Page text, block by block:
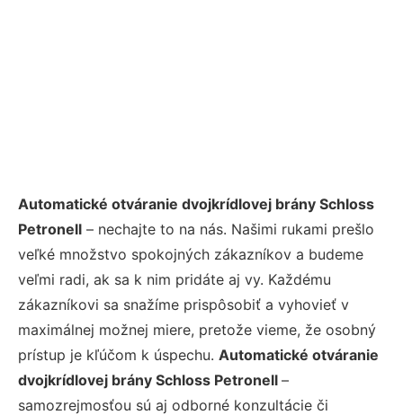
Automatické otváranie dvojkrídlovej brány Schloss
Petronell – nechajte to na nás. Našimi rukami prešlo
veľké množstvo spokojných zákazníkov a budeme
veľmi radi, ak sa k nim pridáte aj vy. Každému
zákazníkovi sa snažíme prispôsobiť a vyhovieť v
maximálnej možnej miere, pretože vieme, že osobný
prístup je kľúčom k úspechu. Automatické otváranie
dvojkrídlovej brány Schloss Petronell –
samozrejmosťou sú aj odborné konzultácie či